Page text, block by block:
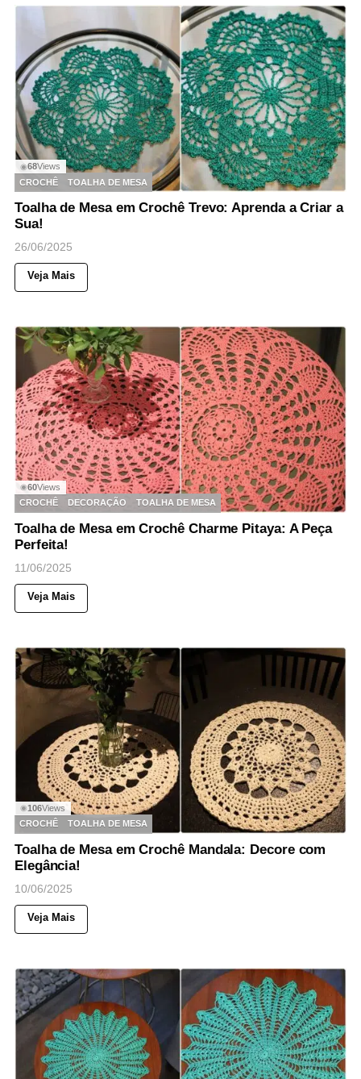
◉68Views
CROCHÊ
TOALHA DE MESA
Toalha de Mesa em Crochê Trevo: Aprenda a Criar a
Sua!
26/06/2025
Veja Mais
◉60Views
CROCHÊ
DECORAÇÃO TOALHA DE MESA
Toalha de Mesa em Crochê Charme Pitaya: A Peça
Perfeita!
11/06/2025
Veja Mais
◉106Views
CROCHÊ
TOALHA DE MESA
Toalha de Mesa em Crochê Mandala: Decore com
Elegância!
10/06/2025
Veja Mais